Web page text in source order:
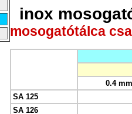
inox
mosogatótálca
0.4 mm
SA 125
SA 126